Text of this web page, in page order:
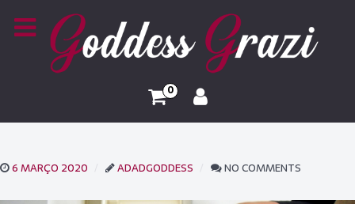
0
6 MARÇO 2020 ADADGODDESS NO COMMENTS